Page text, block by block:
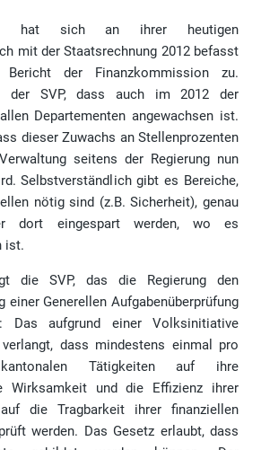
hat sich an ihrer heutigen
mit der Staatsrechnung 2012 befasst
der Finanzkommission zu.
der SVP, dass auch im 2012 der
Departementen angewachsen ist.
dieser Zuwachs an Stellenprozenten
seitens der Regierung nun
Selbstverständlich gibt es Bereiche,
nötig sind (z.B. Sicherheit), genau
dort eingespart werden, wo es
ist.
die SVP, das die Regierung den
einer Generellen Aufgabenüberprüfung
Das aufgrund einer Volksinitiative
dass mindestens einmal pro
Tätigkeiten auf ihre
Wirksamkeit und die Effizienz ihrer
die Tragbarkeit ihrer finanziellen
werden. Das Gesetz erlaubt, dass